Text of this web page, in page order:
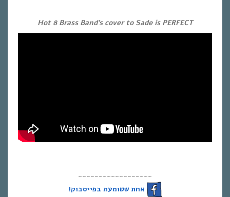
Hot 8 Brass Band’s cover to Sade is PERFECT
~~~~~~~~~~~~~~~~~~
אחת ששומעת בפייסבוק!